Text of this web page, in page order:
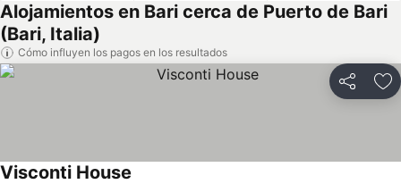
Alojamientos en Bari cerca de Puerto de Bari
(Bari, Italia)
Cómo influyen los pagos en los resultados
Compartir
Visconti House